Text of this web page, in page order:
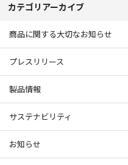
カテゴリアーカイブ
商品に関する大切なお知らせ
プレスリリース
製品情報
サステナビリティ
お知らせ